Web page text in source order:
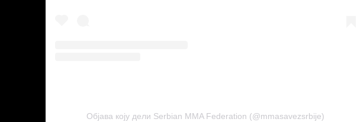
Објава коју дели Serbian MMA Federation (@mmasavezsrbije)